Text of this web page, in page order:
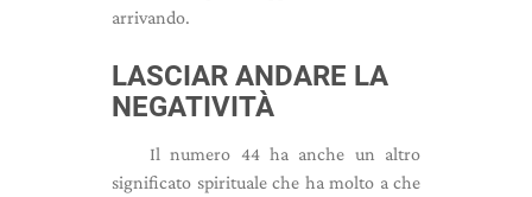
arrivando.
LASCIAR ANDARE LA
NEGATIVITÀ
Il numero 44 ha anche un altro
significato spirituale che ha molto a che